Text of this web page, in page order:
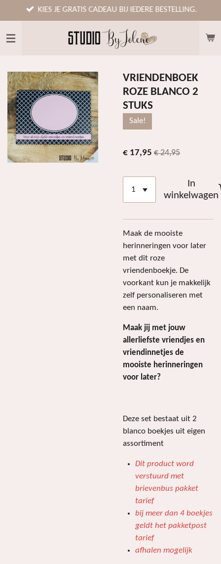
direct
naar
KIES JE GRATIS CADEAU BIJ IEDERE BESTELLING.
VRIENDENBOEK
ROZE BLANCO 2
STUKS
Sale!
€ 17,95 € 24,95
In
winkelwagen
Maak de mooiste
herinneringen voor later
met dit roze
vriendenboekje. De
voorkant kun je makkelijk
zelf personaliseren met
een naam.
Maak jij met jouw
allerliefste vriendjes en
vriendinnetjes de
mooiste herinneringen
voor later?
Deze set bestaat uit 2
blanco boekjes uit eigen
assortiment
Dit product word
verstuurd met
brievenbus pakket
tarief
bij meer dan 4 boekjes
geldt het pakketpost
tarief
afhalen mogelijk